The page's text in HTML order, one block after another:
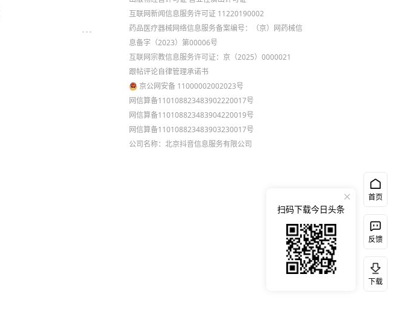
互联网新闻信息服务许可证 11220190002
药品医疗器械网络信息服务备案编号：（京）网药械信
息备字（2023）第00006号
互联网宗教信息服务许可证：京（2025）0000021
跟帖评论自律管理承诺书
京公网安备 11000002002023号
网信算备110108823483902220017号
网信算备110108823483904220019号
网信算备110108823483903230017号
公司名称：北京抖音信息服务有限公司
首页
反馈
下载
扫码下载今日头条